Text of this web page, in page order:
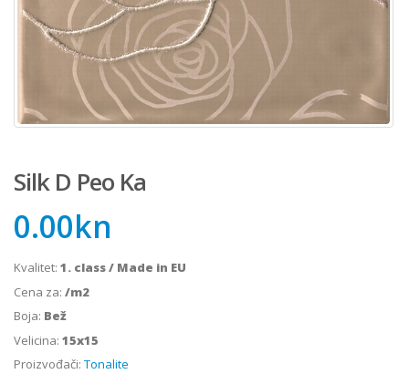
Silk D Peo Ka
0.00kn
Kvalitet: 1. class / Made in EU
Cena za: /m2
Boja: Bež
Velicina: 15x15
Proizvođači: Tonalite